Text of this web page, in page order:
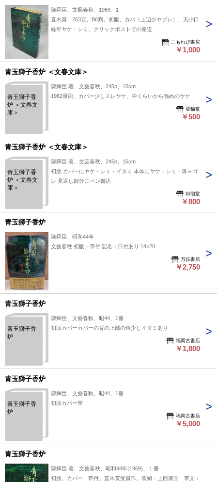
陳舜臣、文藝春秋、1969、1
直木賞、263頁、B6判、初版、カバ（上辺少ヤブレ）、天小口
経年ヤケ・シミ、クリックポストでの発送
こもれび書房
￥1,000
青玉獅子香炉 ＜文春文庫＞
青玉獅子香
炉 ＜文春文
庫＞
陳舜臣 著、文藝春秋、245p、15cm
1982重刷、カバー少しスレヤケ、中くらいから強めのヤケ
昼猫堂
￥500
青玉獅子香炉 ＜文春文庫＞
青玉獅子香
炉 ＜文春文
庫＞
陳舜臣 著、文芸春秋、245p、15cm
初版 カバーにヤケ・シミ・イタミ 本体にヤケ・シミ・薄ヨゴ
レ 見返し部分にペン書込
徘徊堂
￥800
青玉獅子香炉
陳舜臣、昭和44年
文藝春秋 初版・帯付 記名・日付あり 14×20
万歩書店
￥2,750
青玉獅子香炉
青玉獅子香
炉
陳舜臣、文藝春秋、昭44、1冊
初版カバーカバーの背の上部の角少しイタミあり
福岡古書店
￥1,800
青玉獅子香炉
青玉獅子香
炉
陳舜臣、文藝春秋、昭44、1冊
初版カバー帯
福岡古書店
￥5,000
青玉獅子香炉
陳舜臣 著、文藝春秋、昭和44年(1969)、１冊
初版。カバー、帯付。直木賞受賞作。装幀：上西康介 帯文：